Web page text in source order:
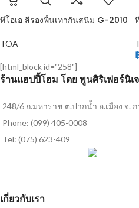
ทีโอเอ สีรองพื้นเทากันสนิม G-2010
TOA
[html_block id="258"]
ร้านแฮปปี้โฮม โดย พูนศิริเฟอร์นิเ
248/6 ถ.มหาราช ต.ปากน้ำ อ.เมือง จ.
Phone: (099) 405-0008
Tel: (075) 623-409
เกี่ยวกับเรา